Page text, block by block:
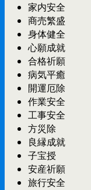
家内安全
商売繁盛
身体健全
心願成就
合格祈願
病気平癒
開運厄除
作業安全
工事安全
方災除
良縁成就
子宝授
安産祈願
旅行安全